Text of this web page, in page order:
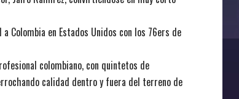
Colombia en Estados Unidos con los 76ers de
colombiano, con quintetos de
calidad dentro y fuera del terreno de